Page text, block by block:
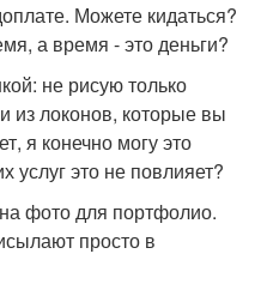
Можете кидаться?
а время - это деньги?
не рисую только
из локонов, которые вы
я конечно могу это
услуг это не повлияет?
фото для портфолио.
просто в